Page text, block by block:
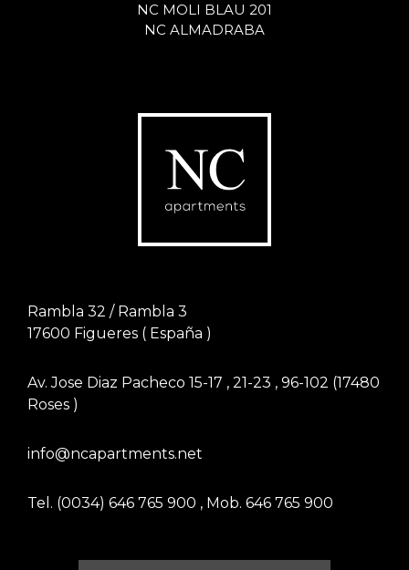
NC MOLI BLAU 201
NC ALMADRABA
Rambla 32 / Rambla 3
17600 Figueres ( España )
Av. Jose Diaz Pacheco 15-17 , 21-23 , 96-102 (17480
Roses )
info@ncapartments.net
Tel . (0034) 646 765 900 , Mob. 646 765 900